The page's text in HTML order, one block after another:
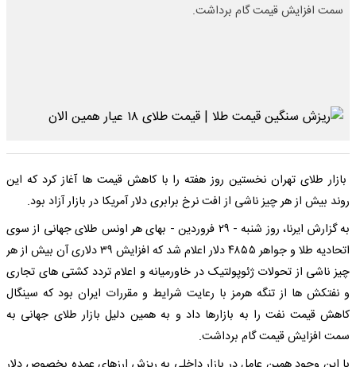
سمت افزایش قیمت گام برداشت.
بازار طلای تهران نخستین روز هفته را با کاهش قیمت ها آغاز کرد که این
روند بیش از هر چیز ناشی از افت نرخ برابری دلار آمریکا در بازار آزاد بود.
به گزارش ایرنا، روز شنبه - ۲۹ فروردین - بهای هر اونس طلای جهانی از سوی
اتحادیه طلا و جواهر ۴۸۵۵ دلار اعلام شد که افزایش ۳۹ دلاری آن بیش از هر
چیز ناشی از تحولات ژئوپولتیک در خاورمیانه و اعلام تردد کشتی های تجاری
و نفتکش ها از تنگه هرمز با رعایت شرایط و مقررات ایران بود که سینگال
کاهش قیمت نفت را به بازارها داد و به همین دلیل بازار طلای جهانی به
سمت افزایش قیمت گام برداشت.